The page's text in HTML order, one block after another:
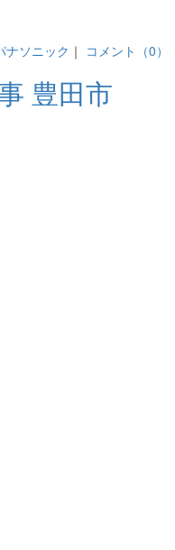
ナソニック ｜ コメント（0）
豊田市